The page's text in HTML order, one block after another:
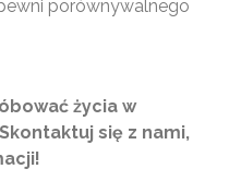
porównywalnego
życia w
się z nami,